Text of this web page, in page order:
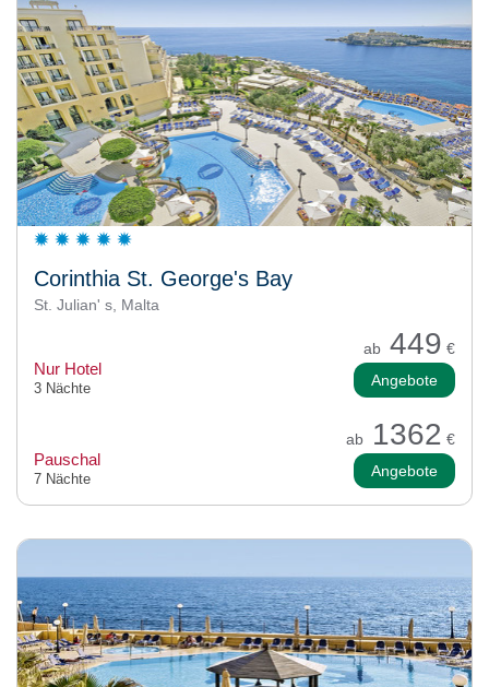
Corinthia St. George's Bay
St. Julian' s, Malta
ab 449 €
Nur Hotel
3 Nächte Angebote
ab 1362 €
Pauschal
7 Nächte Angebote